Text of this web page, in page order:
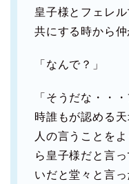
皇子様とフェレ
共にする時から仲
「なんで？」
「そうだな・・
時誰もが認める
人の言うことを
ら皇子様だと言
いだと堂々と言っ